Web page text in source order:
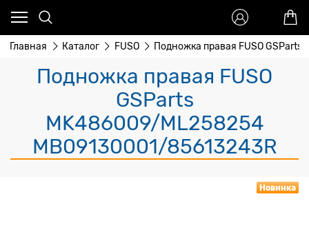
Главная Каталог FUSO Подножка правая FUSO GSParts
Подножка правая FUSO
GSParts
MK486009/ML258254
MB09130001/85613243R
Новинка